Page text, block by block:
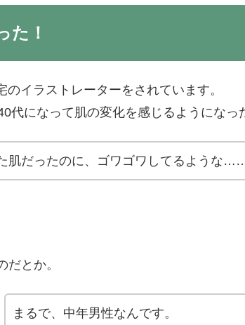
た！
イラストレーターをされています。
代になって肌の変化を感じるようになっ
肌だったのに、ゴワゴワしてるような
とか。
まるで、中年男性なんです。